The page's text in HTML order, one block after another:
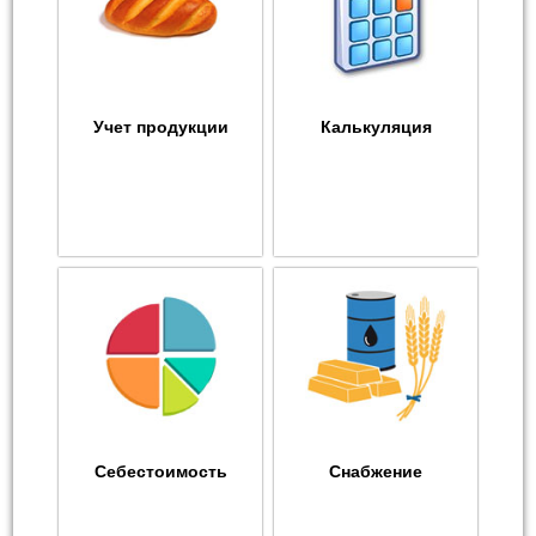
Учет продукции Калькуляция
Себестоимость Снабжение